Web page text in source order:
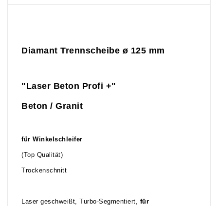
Diamant Trennscheibe ø 125 mm
"Laser Beton Profi +"
Beton / Granit
für Winkelschleifer
(Top Qualität)
Trockenschnitt
Laser geschweißt, Turbo-Segmentiert, für